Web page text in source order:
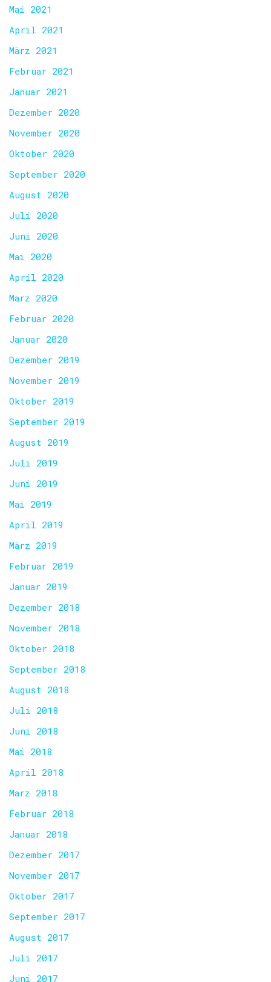
Mai 2021
April 2021
März 2021
Februar 2021
Januar 2021
Dezember 2020
November 2020
Oktober 2020
September 2020
August 2020
Juli 2020
Juni 2020
Mai 2020
April 2020
März 2020
Februar 2020
Januar 2020
Dezember 2019
November 2019
Oktober 2019
September 2019
August 2019
Juli 2019
Juni 2019
Mai 2019
April 2019
März 2019
Februar 2019
Januar 2019
Dezember 2018
November 2018
Oktober 2018
September 2018
August 2018
Juli 2018
Juni 2018
Mai 2018
April 2018
März 2018
Februar 2018
Januar 2018
Dezember 2017
November 2017
Oktober 2017
September 2017
August 2017
Juli 2017
Juni 2017